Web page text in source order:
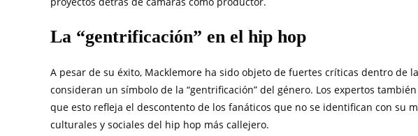
La “gentrificación” en el hip hop
A pesar de su éxito, Macklemore ha sido objeto de fuertes críticas dentro de
consideran un símbolo de la “gentrificación” del género. Los expertos
que esto refleja el descontento de los fanáticos que no se identifican con su
culturales y sociales del hip hop más callejero.